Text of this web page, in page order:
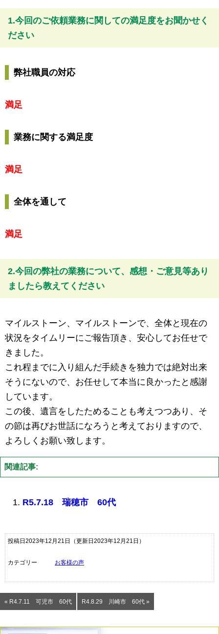
1.今回のご依頼業務に関しての満足度をお聞かせく
ださい
弊社職員の対応
満足
業務に関する満足度
満足
全体を通して
満足
2.今回の弊社の業務について、感想・ご意見等あり
ましたら教えてください
マイルストーン、マイルストーンで、全体と現在の
状況をタイムリーにご報告頂き、安心してお任せで
きました。
これ程までに入り組んだ手続きを独力では絶対出来
そうにないので、お任せして本当に良かったと感謝
しています。
この後、遺言をしたためることも考えつつあり、そ
の節は再びお世話になろうと考えておりますので、
よろしくお願い致します。
関連記事:
R5.7.18 瑞穂市 60代
投稿日2023年12月21日 （更新日2023年12月21日）
カテゴリー お客様の声
« R4.7.11 可児市 60代 R4.8.29 川崎市 60代 »